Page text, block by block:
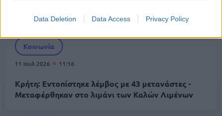
Data Deletion Data Access Privacy Policy
συνθήματα στο γραφείο της υφυπουργού
Κοινωνία
11 Ιουλ 2026 11:16
Κρήτη: Εντοπίστηκε λέμβος με 43 μετανάστες -
Μεταφέρθηκαν στο λιμάνι των Καλών Λιμένων